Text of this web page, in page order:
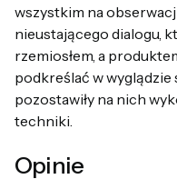
wszystkim na
nieustającego dialogu,
rzemiosłem, a
podkreślać w wyglądzie
pozostawiły na nich
techniki.
Opinie